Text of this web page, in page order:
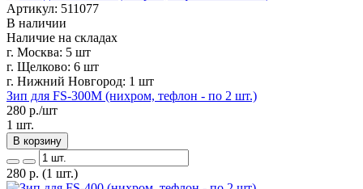
Артикул: 511077
В наличии
Наличие на складах
г. Москва: 5 шт
г. Щелково: 6 шт
г. Нижний Новгород: 1 шт
Зип для FS-300M (нихром, тефлон - по 2 шт.)
280 р./шт
1 шт.
В корзину
280 р. (1 шт.)